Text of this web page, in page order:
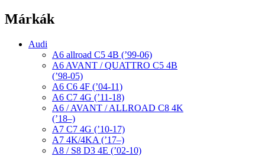
Márkák
Audi
A6 allroad C5 4B (’99-06)
A6 AVANT / QUATTRO C5 4B
(’98-05)
A6 C6 4F (’04-11)
A6 C7 4G (’11-18)
A6 / AVANT / ALLROAD C8 4K
(’18–)
A7 C7 4G (’10-17)
A7 4K/4KA (’17–)
A8 / S8 D3 4E (’02-10)